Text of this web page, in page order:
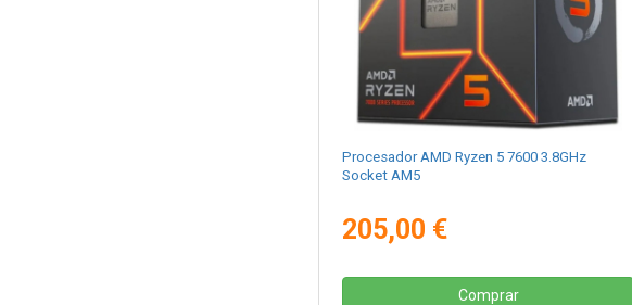
Procesador AMD Ryzen 5 7600 3.8GHz
Socket AM5
205,00 €
Comprar